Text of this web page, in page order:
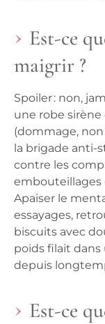
Est-ce
maigrir ?
Spoiler : non,
une robe sirène
(dommage, non
la brigade anti-
contre les
embouteillages
Apaiser le
essayages,
biscuits avec
poids filait dans
depuis
Est-ce